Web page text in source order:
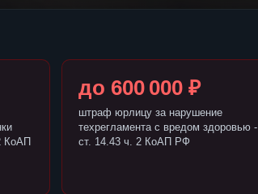
КоАП
до 600 000 ₽
штраф юрлицу за нарушение
техрегламента с вредом здоровью -
ст. 14.43 ч. 2 КоАП РФ